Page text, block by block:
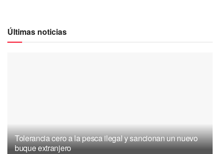
Últimas noticias
Tolerancia cero a la pesca ilegal y sancionan un nuevo
buque extranjero